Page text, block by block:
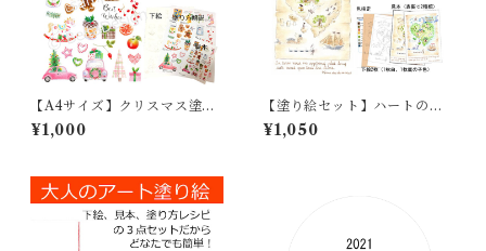
【A4サイズ】クリスマス塗り
絵
¥1,000
【塗り絵セット】ハートの地
図
¥1,050